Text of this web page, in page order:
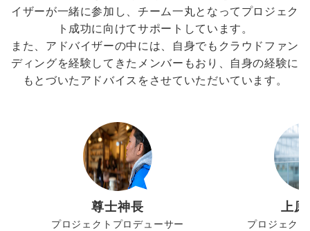
イザーが一緒に参加し、チーム一丸となってプロジェク
ト成功に向けてサポートしています。
また、アドバイザーの中には、自身でもクラウドファン
ディングを経験してきたメンバーもおり、自身の経験に
もとづいたアドバイスをさせていただいています。
尊士神長
プロジェクトプロデューサー
上
プロジェク